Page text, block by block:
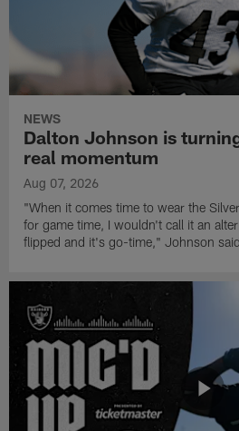
NEWS
Dalton Johnson is
real momentum
Aug 07, 2026
"When it comes time to wear the
for game time, I wouldn't call it an
flipped and it's go-time," Johnson